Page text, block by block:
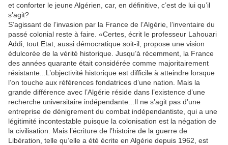
et conforter le jeune Algérien, car, en définitive, c’est de lui qu’il
s’agit?
S’agissant de l’invasion par la France de l’Algérie, l’inventaire du
passé colonial reste à faire. «Certes, écrit le professeur Lahouari
Addi, tout Etat, aussi démocratique soit-il, propose une vision
édulcorée de la vérité historique. Jusqu’à récemment, la France
des années quarante était considérée comme majoritairement
résistante...L’objectivité historique est difficile à atteindre lorsque
l’on touche aux références fondatrices d’une nation. Mais la
grande différence avec l’Algérie réside dans l’existence d’une
recherche universitaire indépendante...Il ne s’agit pas d’une
entreprise de dénigrement du combat indépendantiste, qui a une
légitimité incontestable puisque la colonisation est la négation de
la civilisation. Mais l’écriture de l’histoire de la guerre de
Libération, telle qu’elle a été écrite en Algérie depuis 1962, est